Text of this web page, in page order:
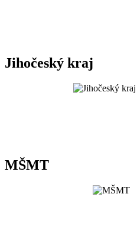
Jihočeský kraj
MŠMT